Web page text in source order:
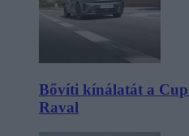
Bővíti kínálatát a
Raval